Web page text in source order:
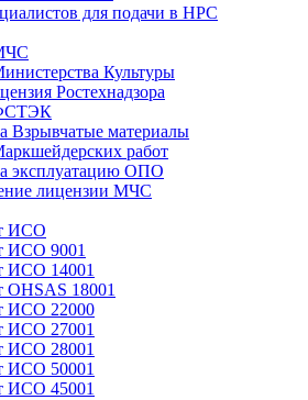
для подачи в НРС
Культуры
Ростехнадзора
Взрывчатые материалы
работ
эксплуатацию ОПО
лицензии МЧС
ИСО
ИСО 9001
ИСО 14001
OHSAS 18001
ИСО 22000
ИСО 27001
ИСО 28001
ИСО 50001
ИСО 45001